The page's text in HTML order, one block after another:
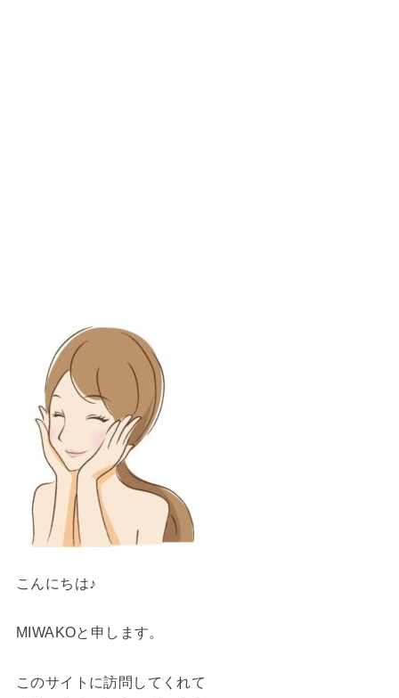
こんにちは♪
MIWAKOと申します。
このサイトに訪問してくれて